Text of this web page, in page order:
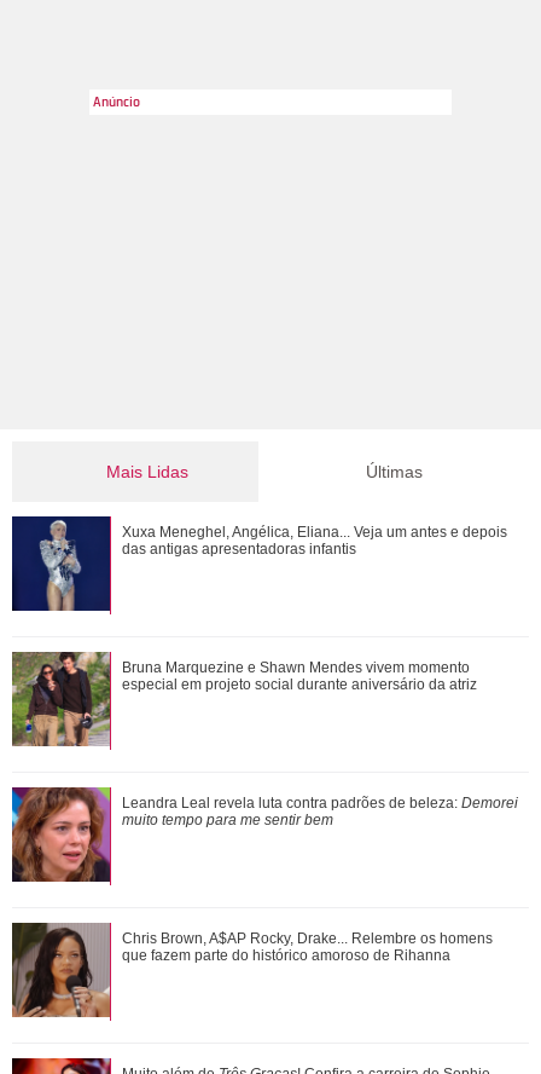
Divulgação-TV Globo
E olha Juma aí! O papel de Alanis Guillen recebe da mãe,
Mais Lidas
Tragam um CPF para ele! Confira tudo o que Shawn
Mendes já fez no Brasil
Relembre as vezes que Virginia Fonseca deu um fim a
polêmicas sem rebater diretamente os fat...
Shawn Mendes, João Guilherme, Enzo Celulari... Relembre
os amores - e affairs - de Bruna Mar...
Inesquecíveis! Confira as frases de Friends que marcaram
gerações
Últimas
Xuxa Meneghel, Angélica, Eliana... Veja um antes e depois
das antigas apresentadoras infantis
Bruna Marquezine e Shawn Mendes vivem momento
especial em projeto social durante aniversário da atriz
Leandra Leal revela luta contra padrões de beleza: Demorei
muito tempo para me sentir bem
Chris Brown, A$AP Rocky, Drake... Relembre os homens
que fazem parte do histórico amoroso de Rihanna